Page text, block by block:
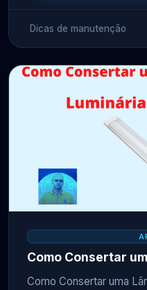
Dicas de manutenção
Como Consertar
Como Consertar uma